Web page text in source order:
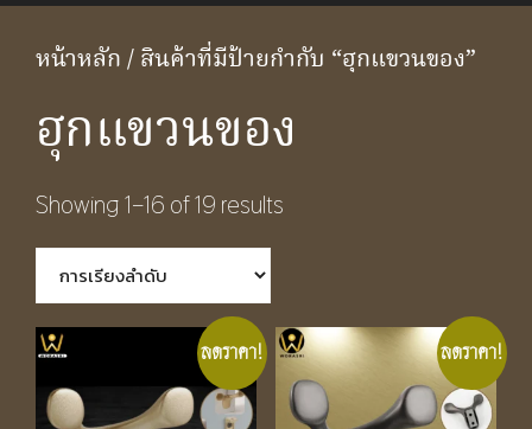
หน้าหลัก/ สินค้าที่มีป้ายกำกับ “ฮุกแขวนของ”
ฮุกแขวนของ
Showing 1–16 of 19 results
ลดราคา! ลดราคา!